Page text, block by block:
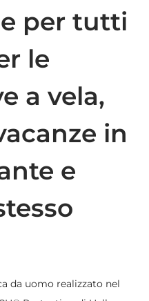
per tutti
le
a vela,
in
e
da uomo realizzato nel